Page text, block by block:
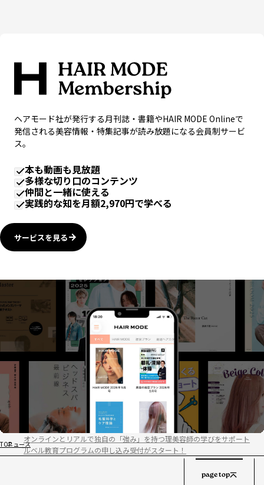
ヘアモード社が発行する月刊誌・書籍やHAIR MODE Onlineで
発信される美容情報・特集記事が読み放題になる会員制サービ
ス。
本も動画も見放題
多様な切り口のコンテンツ
仲間と一緒に使える
実践的な知を月額2,970円で学べる
サービスを見る
TOPニュース
オンラインとリアルで独自の「強み」を持つ理美容師の学びをサポート
ルベル教育プログラムの申し込み受付がスタート！
page top